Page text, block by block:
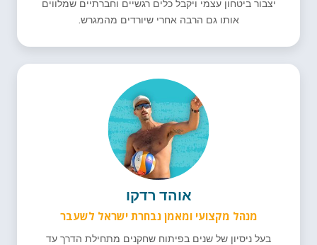
יצבור ביטחון עצמי ויקבל כלים רגשיים וחברתיים שמלווים
אותו גם הרבה אחרי שיורדים מהמגרש.
אוהד רדקו
מנהל מקצועי ומאמן נבחרת ישראל לשעבר
בעל ניסיון של שנים בפיתוח שחקנים מתחילת הדרך עד